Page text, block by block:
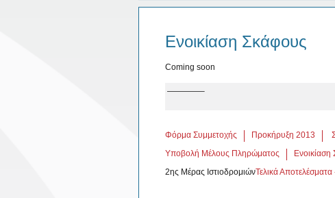
Eνοικίαση Σκάφους
Coming soon
————–
Φόρμα Συμμετοχής Προκήρυξη 2013
Υποβολή Μέλους Πληρώματος
2ης Μέρας ΙστιοδρομιώνΤελικά